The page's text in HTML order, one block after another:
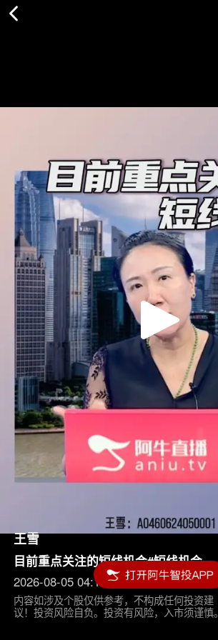
Play
Video
王雪
目前重点关注的短线机会#短线机会
2026-08-05 04:15
内容如涉及个股仅供参考，不构成任何投资建
议！投资风险自负。投资有风险，入市须谨慎。